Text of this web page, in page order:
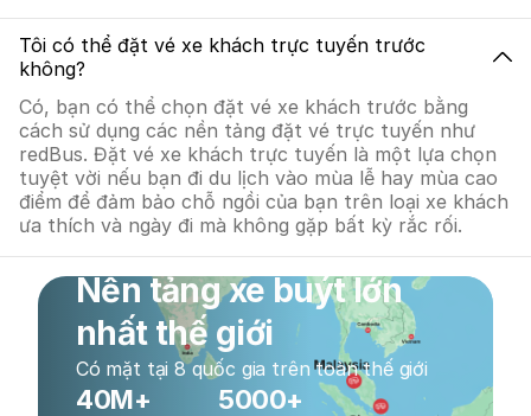
Tôi có thể đặt vé xe khách trực tuyến trước
không?
Có, bạn có thể chọn đặt vé xe khách trước bằng
cách sử dụng các nền tảng đặt vé trực tuyến như
redBus. Đặt vé xe khách trực tuyến là một lựa chọn
tuyệt vời nếu bạn đi du lịch vào mùa lễ hay mùa cao
điểm để đảm bảo chỗ ngồi của bạn trên loại xe khách
ưa thích và ngày đi mà không gặp bất kỳ rắc rối.
Nền tảng xe buýt lớn
nhất thế giới
Có mặt tại 8 quốc gia trên toàn thế giới
40M+ 5000+